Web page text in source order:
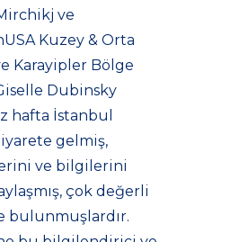
ve
Kuzey & Orta
Karayipler Bölge
Dubinsky
hafta İstanbul
gelmiş,
ve bilgilerini
çok değerli
bulunmuşlardır.